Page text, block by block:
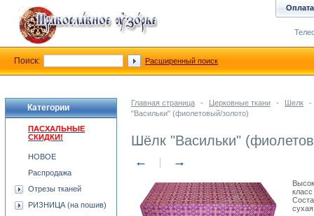
Главная страница - Церковные ткани - Шелк
-
"Васильки" (фиолетовый/золото)
Шёлк "Васильки"
← →
Категории
ПАСХАЛЬНЫЕ
СКИДКИ!
НОВОЕ
Распродажа
Отрезы тканей
РИЗНИЦА (на пошив)
Оплата
Поиск: Расширенный поиск